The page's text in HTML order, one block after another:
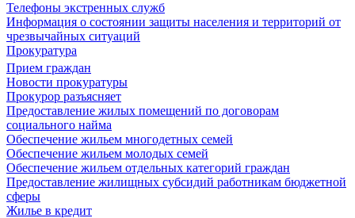
Телефоны экстренных служб
Информация о состоянии защиты населения и территорий от
чрезвычайных ситуаций
Прокуратура
Прием граждан
Новости прокуратуры
Прокурор разъясняет
Предоставление жилых помещений по договорам
социального найма
Обеспечение жильем многодетных семей
Обеспечение жильем молодых семей
Обеспечение жильем отдельных категорий граждан
Предоставление жилищных субсидий работникам бюджетной
сферы
Жилье в кредит